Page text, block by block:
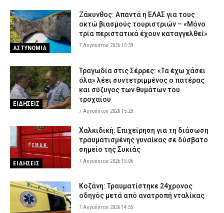
ΑΣΤΥΝΟΜΙΑ
Ζάκυνθος: Απαντά η ΕΛΑΣ για τους
οκτώ βιασμούς τουριστριών – «Μόνο
τρία περιστατικά έχουν καταγγελθεί»
7 Αυγούστου 2026 15:39
ΕΙΔΗΣΕΙΣ
Τραγωδία στις Σέρρες: «Τα έχω χάσει
όλα» λέει συντετριμμένος ο πατέρας
και σύζυγος των θυμάτων του
τροχαίου
7 Αυγούστου 2026 15:23
ΕΙΔΗΣΕΙΣ
Χαλκιδική: Επιχείρηση για τη διάσωση
τραυματισμένης γυναίκας σε δύσβατο
σημείο της Συκιάς
7 Αυγούστου 2026 15:06
Κοζάνη: Τραυματίστηκε 24χρονος
οδηγός μετά από ανατροπή νταλίκας
7 Αυγούστου 2026 14:55